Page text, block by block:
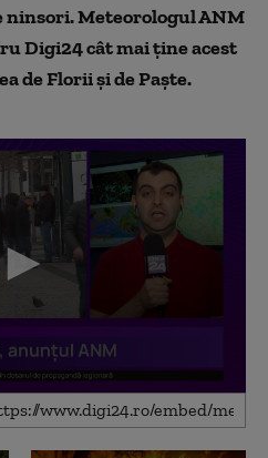
Meteorologul ANM
Digi24 cât mai ține acest
de Florii și de Paște.